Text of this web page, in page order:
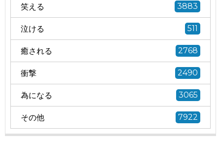
笑える 3883
泣ける 511
癒される 2768
衝撃 2490
為になる 3065
その他 7922